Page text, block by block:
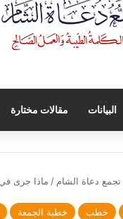
البيانات مقالات مختارة
تجمع دعاة الشام / ماذا جرى
خطب خطبة الجمعة